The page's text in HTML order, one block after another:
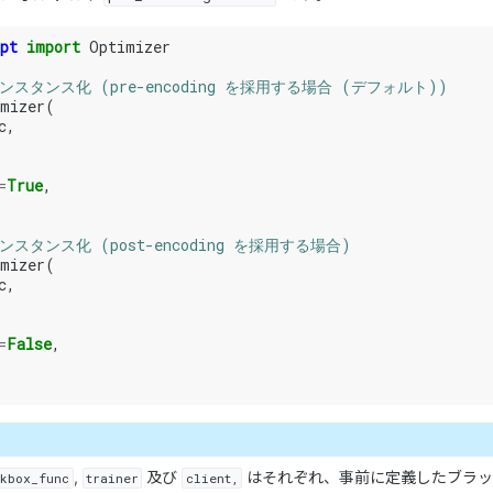
import Optimizer
スタンス化 (pre-encoding を採用する場合 (デフォルト))
(
,
True,
スタンス化 (post-encoding を採用する場合)
(
,
False,
, trainer 及び client,
はそれぞれ、事前に定義したブラ